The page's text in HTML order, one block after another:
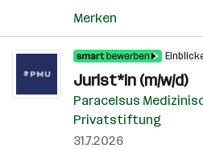
Merken
Jurist*in (m/w/d)
Paracelsus
Privatstiftung
31.7.2026